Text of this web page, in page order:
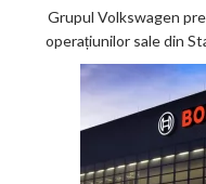
Grupul Volkswagen
operațiunilor sale din